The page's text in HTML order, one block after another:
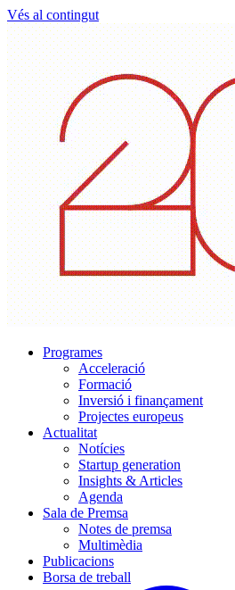
Vés al contingut
Programes
Acceleració
Formació
Inversió i finançament
Projectes europeus
Actualitat
Notícies
Startup generation
Insights & Articles
Agenda
Sala de Premsa
Notes de premsa
Multimèdia
Publicacions
Borsa de treball